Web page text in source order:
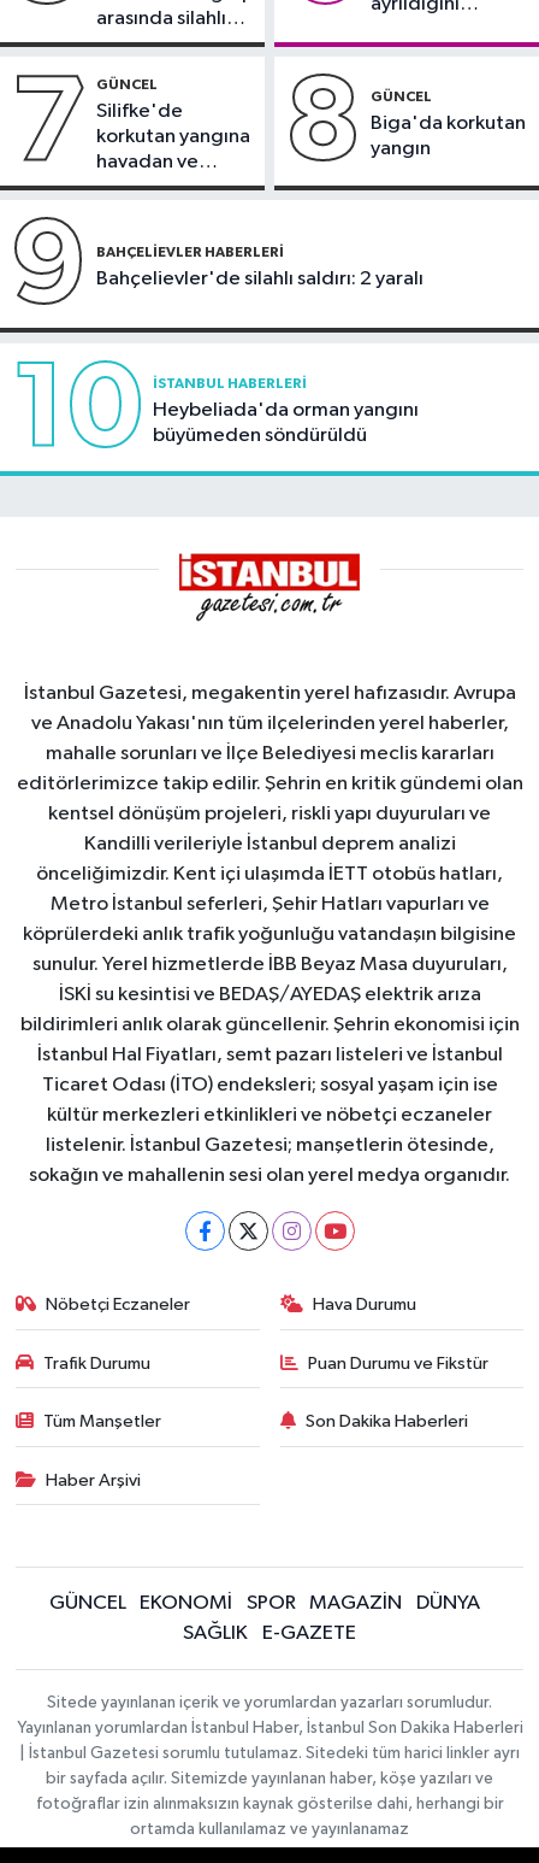
arasında silahlı
kavga
ayrıldığını
7 GÜNCEL
Silifke'de
korkutan yangına
havadan ve
karadan
8 GÜNCEL
Biga'da korkutan
yangın
9 BAHÇELIEVLER HABERLERI
Bahçelievler'de silahlı saldırı: 2 yaralı
10 İSTANBUL HABERLERI
Heybeliada'da orman yangını
büyümeden söndürüldü
İstanbul Gazetesi, megakentin yerel hafızasıdır. Avrupa
ve Anadolu Yakası'nın tüm ilçelerinden yerel haberler,
mahalle sorunları ve İlçe Belediyesi meclis kararları
editörlerimizce takip edilir. Şehrin en kritik gündemi olan
kentsel dönüşüm projeleri, riskli yapı duyuruları ve
Kandilli verileriyle İstanbul deprem analizi
önceliğimizdir. Kent içi ulaşımda İETT otobüs hatları,
Metro İstanbul seferleri, Şehir Hatları vapurları ve
köprülerdeki anlık trafik yoğunluğu vatandaşın bilgisine
sunulur. Yerel hizmetlerde İBB Beyaz Masa duyuruları,
İSKİ su kesintisi ve BEDAŞ/AYEDAŞ elektrik arıza
bildirimleri anlık olarak güncellenir. Şehrin ekonomisi için
İstanbul Hal Fiyatları, semt pazarı listeleri ve İstanbul
Ticaret Odası (İTO) endeksleri; sosyal yaşam için ise
kültür merkezleri etkinlikleri ve nöbetçi eczaneler
listelenir. İstanbul Gazetesi; manşetlerin ötesinde,
sokağın ve mahallenin sesi olan yerel medya organıdır.
Nöbetçi Eczaneler Hava Durumu
Trafik Durumu Puan Durumu ve Fikstür
Tüm Manşetler Son Dakika Haberleri
Haber Arşivi
GÜNCEL EKONOMİ SPOR MAGAZİN
DÜNYA
SAĞLIK
E-GAZETE
Sitede yayınlanan içerik ve yorumlardan yazarları sorumludur.
Yayınlanan yorumlardan İstanbul Haber, İstanbul Son Dakika Haberleri
| İstanbul Gazetesi sorumlu tutulamaz. Sitedeki tüm harici linkler ayrı
bir sayfada açılır. Sitemizde yayınlanan haber, köşe yazıları ve
fotoğraflar izin alınmaksızın kaynak gösterilse dahi, herhangi bir
ortamda kullanılamaz ve yayınlanamaz